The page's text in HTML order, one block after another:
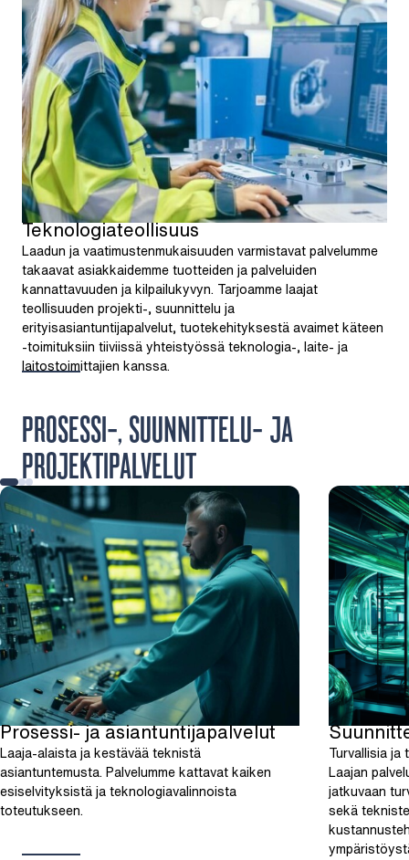
Teknologiateollisuus
Laadun ja vaatimustenmukaisuuden varmistavat palvelumme
takaavat asiakkaidemme tuotteiden ja palveluiden
kannattavuuden ja kilpailukyvyn. Tarjoamme laajat
teollisuuden projekti-, suunnittelu ja
erityisasiantuntijapalvelut, tuotekehityksestä avaimet käteen
-toimituksiin tiiviissä yhteistyössä teknologia-, laite- ja
laitostoimittajien kanssa.
PROSESSI-, SUUNNITTELU- JA
PROJEKTIPALVELUT
Prosessi- ja asiantuntijapalvelut
Laaja-alaista ja kestävää teknistä
asiantuntemusta. Palvelumme kattavat kaiken
esiselvityksistä ja teknologiavalinnoista
toteutukseen.
Turvallisia ja
Laajan
jatkuvaan
sekä